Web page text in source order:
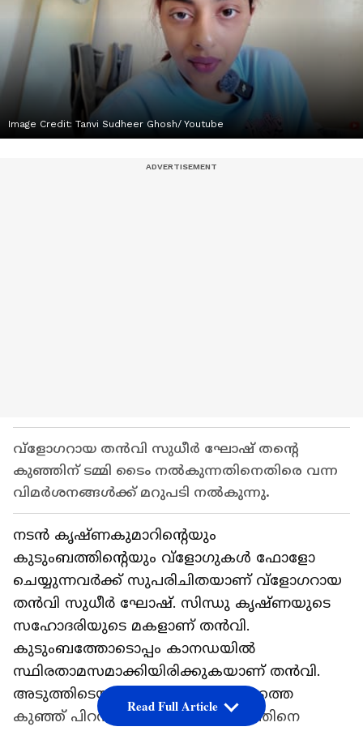
Image Credit: Tanvi Sudheer Ghosh/ Youtube
വ്ളോഗറായ തൻവി സുധീർ ഘോഷ് തന്‍റെ
കുഞ്ഞിന് ടമ്മി ടൈം നൽകുന്നതിനെതിരെ വന്ന
വിമർശനങ്ങൾക്ക് മറുപടി നൽകുന്നു.
നടൻ കൃഷ്‍ണകുമാറിന്റെയും
കുടുംബത്തിന്റെയും വ്ളോഗുകൾ ഫോളോ
ചെയ്യുന്നവർക്ക് സുപരിചിതയാണ് വ്ളോഗറായ
തൻവി സുധീർ ഘോഷ്. സിന്ധു കൃഷ്‍ണയുടെ
സഹോദരിയുടെ മകളാണ് തൻവി.
കുടുംബത്തോടൊപ്പം കാനഡയിൽ
സ്ഥിരതാമസമാക്കിയിരിക്കുകയാണ് തൻവി.
അടുത്തിടെയാണ് ഇവർക്ക് രണ്ടാമത്തെ
കുഞ്ഞ് പിറന്നത്. ഇപ്പോഴിതാ കുഞ്ഞിനെ
Read Full Article